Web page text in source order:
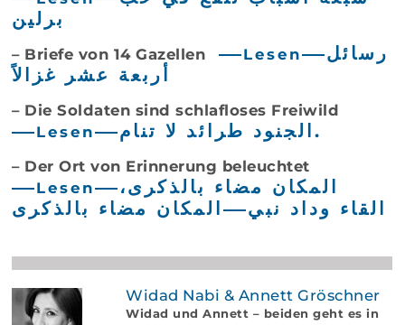
برلین
– Briefe von 14 Gazellen Lesen
رسائل
أربعة عشر غزالاً
– Die Soldaten sind schlafloses Freiwild
Lesen
الجنود طرائد لا تنام.
– Der Ort von Erinnerung beleuchtet
Lesen
المكان مضاء بالذكرى،
القاء وداد نبي
المكان مضاء بالذكرى
Widad Nabi & Annett Gröschner
Widad und Annett – beiden geht es in